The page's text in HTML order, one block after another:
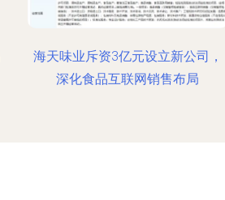
海天味业斥资3亿元设立新公司，
深化食品互联网销售布局